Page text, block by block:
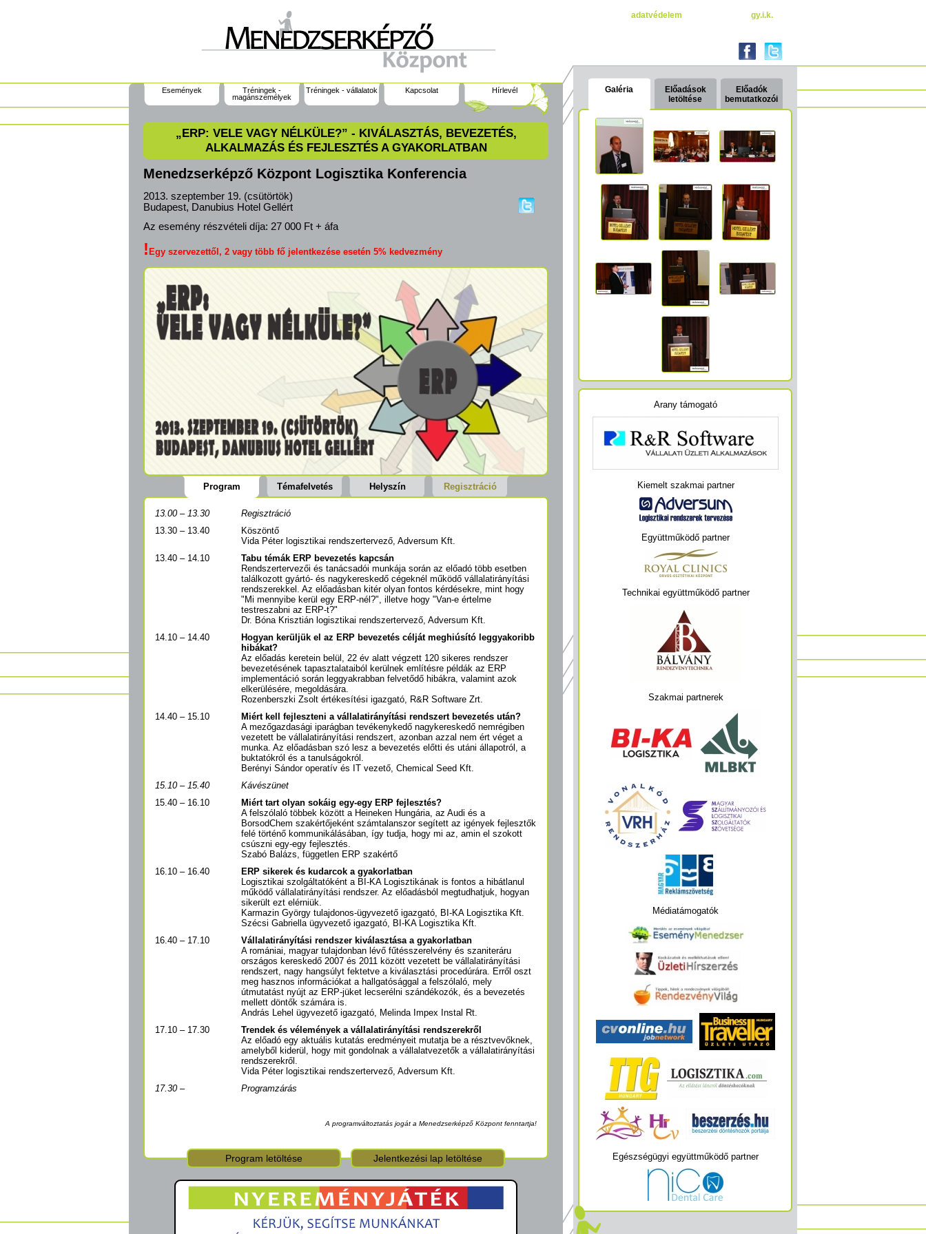
adatvédelem gy.i.k.
Galéria
Előadások
letöltése
Előadók
bemutatkozói
Arany támogató
Kiemelt szakmai partner
Együttműködő partner
Technikai együttműködő partner
Szakmai partnerek
Médiatámogatók
Egészségügyi együttműködő partner
Események
Tréningek -
magánszemélyek
Tréningek - vállalatok Kapcsolat Hírlevél
„ERP: VELE VAGY NÉLKÜLE?” - KIVÁLASZTÁS, BEVEZETÉS,
ALKALMAZÁS ÉS FEJLESZTÉS A GYAKORLATBAN
Menedzserképző Központ Logisztika Konferencia
2013. szeptember 19. (csütörtök)
Budapest, Danubius Hotel Gellért
Az esemény részvételi díja: 27 000 Ft + áfa
! Egy szervezettől, 2 vagy több fő jelentkezése esetén 5% kedvezmény
Program Témafelvetés Helyszín Regisztráció
13.00 – 13.30
Regisztráció
13.30 – 13.40
Köszöntő
Vida Péter logisztikai rendszertervező, Adversum Kft.
13.40 – 14.10
Tabu témák ERP bevezetés kapcsán
Rendszertervezői és tanácsadói munkája során az előadó több esetben
találkozott gyártó- és nagykereskedő cégeknél működő vállalatirányítási
rendszerekkel. Az előadásban kitér olyan fontos kérdésekre, mint hogy
"Mi mennyibe kerül egy ERP-nél?", illetve hogy "Van-e értelme
testreszabni az ERP-t?"
Dr. Bóna Krisztián logisztikai rendszertervező, Adversum Kft.
14.10 – 14.40
Hogyan kerüljük el az ERP bevezetés célját meghiúsító leggyakoribb
hibákat?
Az előadás keretein belül, 22 év alatt végzett 120 sikeres rendszer
bevezetésének tapasztalataiból kerülnek említésre példák az ERP
implementáció során leggyakrabban felvetődő hibákra, valamint azok
elkerülésére, megoldására.
Rozenberszki Zsolt értékesítési igazgató, R&R Software Zrt.
14.40 – 15.10
Miért kell fejleszteni a vállalatirányítási rendszert bevezetés után?
A mezőgazdasági iparágban tevékenykedő nagykereskedő nemrégiben
vezetett be vállalatirányítási rendszert, azonban azzal nem ért véget a
munka. Az előadásban szó lesz a bevezetés előtti és utáni állapotról, a
buktatókról és a tanulságokról.
Berényi Sándor operatív és IT vezető, Chemical Seed Kft.
15.10 – 15.40
Kávészünet
15.40 – 16.10
Miért tart olyan sokáig egy-egy ERP fejlesztés?
A felszólaló többek között a Heineken Hungária, az Audi és a
BorsodChem szakértőjeként számtalanszor segített az igények fejlesztők
felé történő kommunikálásában, így tudja, hogy mi az, amin el szokott
csúszni egy-egy fejlesztés.
Szabó Balázs, független ERP szakértő
16.10 – 16.40
ERP sikerek és kudarcok a gyakorlatban
Logisztikai szolgáltatóként a BI-KA Logisztikának is fontos a hibátlanul
működő vállalatirányítási rendszer. Az előadásból megtudhatjuk, hogyan
sikerült ezt elérniük.
Karmazin György tulajdonos-ügyvezető igazgató, BI-KA Logisztika Kft.
Szécsi Gabriella ügyvezető igazgató, BI-KA Logisztika Kft.
16.40 – 17.10
Vállalatirányítási rendszer kiválasztása a gyakorlatban
A romániai, magyar tulajdonban lévő fűtésszerelvény és szaniteráru
országos kereskedő 2007 és 2011 között vezetett be vállalatirányítási
rendszert, nagy hangsúlyt fektetve a kiválasztási procedúrára. Erről oszt
meg hasznos információkat a hallgatósággal a felszólaló, mely
útmutatást nyújt az ERP-jüket lecserélni szándékozók, és a bevezetés
mellett döntők számára is.
András Lehel ügyvezető igazgató, Melinda Impex Instal Rt.
17.10 – 17.30
Trendek és vélemények a vállalatirányítási rendszerekről
Az előadó egy aktuális kutatás eredményeit mutatja be a résztvevőknek,
amelyből kiderül, hogy mit gondolnak a vállalatvezetők a vállalatirányítási
rendszerekről.
Vida Péter logisztikai rendszertervező, Adversum Kft.
17.30 – Programzárás
A programváltoztatás jogát a Menedzserképző Központ fenntartja!
Program letöltése Jelentkezési lap letöltése